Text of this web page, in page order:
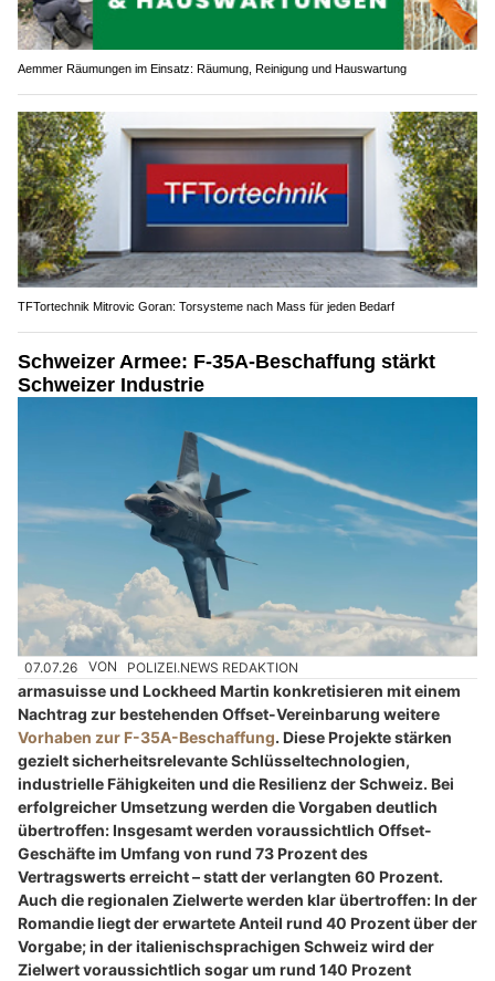
Aemmer Räumungen im Einsatz: Räumung, Reinigung und Hauswartung
TFTortechnik Mitrovic Goran: Torsysteme nach Mass für jeden Bedarf
Schweizer Armee: F-35A-Beschaffung stärkt
Schweizer Industrie
07.07.26 VON POLIZEI.NEWS REDAKTION
armasuisse und Lockheed Martin konkretisieren mit einem
Nachtrag zur bestehenden Offset-Vereinbarung weitere
Vorhaben zur F-35A-Beschaffung. Diese Projekte stärken
gezielt sicherheitsrelevante Schlüsseltechnologien,
industrielle Fähigkeiten und die Resilienz der Schweiz. Bei
erfolgreicher Umsetzung werden die Vorgaben deutlich
übertroffen: Insgesamt werden voraussichtlich Offset-
Geschäfte im Umfang von rund 73 Prozent des
Vertragswerts erreicht – statt der verlangten 60 Prozent.
Auch die regionalen Zielwerte werden klar übertroffen: In der
Romandie liegt der erwartete Anteil rund 40 Prozent über der
Vorgabe; in der italienischsprachigen Schweiz wird der
Zielwert voraussichtlich sogar um rund 140 Prozent